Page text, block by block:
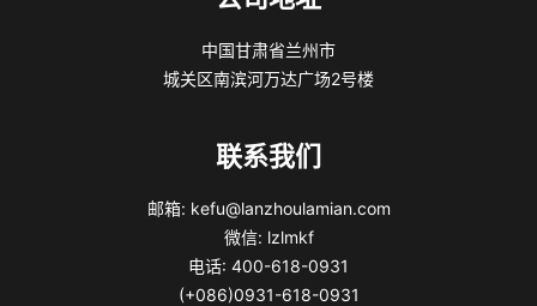
中国甘肃省兰州市
城关区南滨河万达广场2号楼
联系我们
邮箱: kefu@lanzhoulamian.com
微信: lzlmkf
电话: 400-618-0931
(+086)0931-618-0931